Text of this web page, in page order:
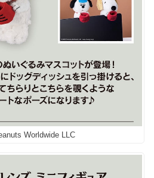
Worldwide LLC